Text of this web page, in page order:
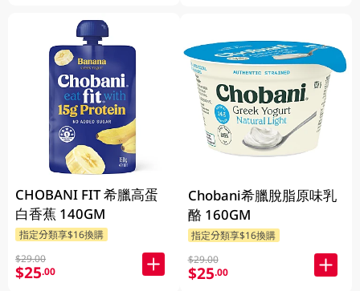
CHOBANI FIT 希臘高蛋
白香蕉 140GM
指定分類享$16換購
$29.00
$25.00
Chobani希臘脫脂原味乳
酪 160GM
指定分類享$16換購
$29.00
$25.00